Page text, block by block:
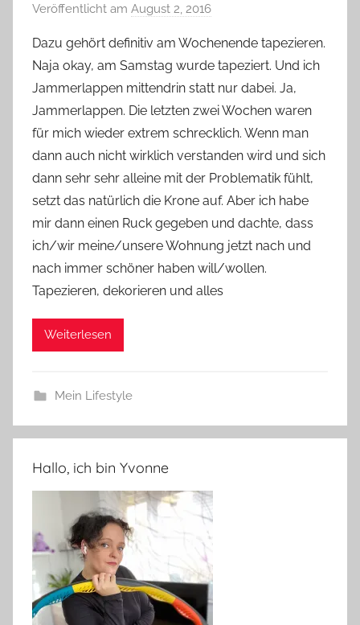
Veröffentlicht am August 2, 2016
n
Y
v
o
n
n
e
Dazu gehört definitiv am Wochenende tapezieren.
Naja okay, am Samstag wurde tapeziert. Und ich
Jammerlappen mittendrin statt nur dabei. Ja,
Jammerlappen. Die letzten zwei Wochen waren
für mich wieder extrem schrecklich. Wenn man
dann auch nicht wirklich verstanden wird und sich
dann sehr sehr alleine mit der Problematik fühlt,
setzt das natürlich die Krone auf. Aber ich habe
mir dann einen Ruck gegeben und dachte, dass
ich/wir meine/unsere Wohnung jetzt nach und
nach immer schöner haben will/wollen.
Tapezieren, dekorieren und alles
Weiterlesen
Mein Lifestyle
Hallo, ich bin Yvonne